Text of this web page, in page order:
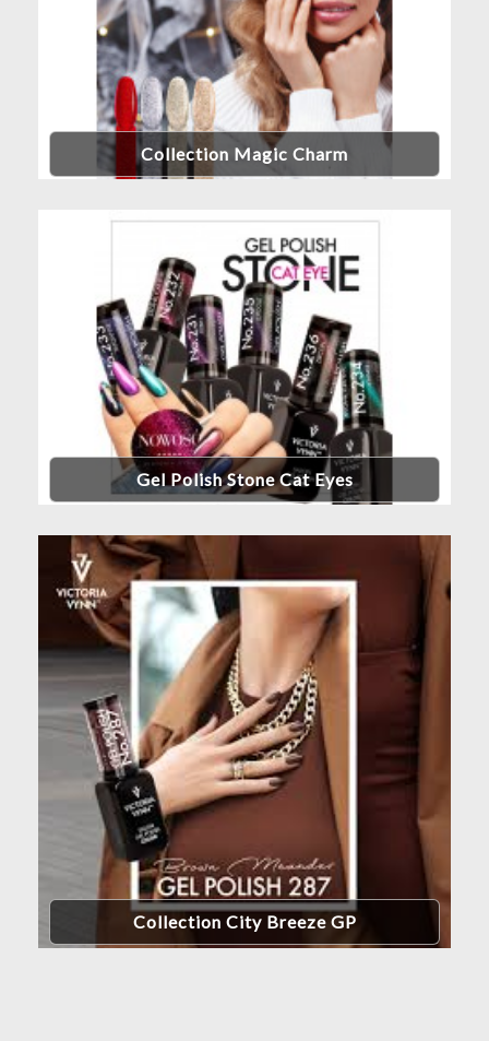
Collection Magic Charm
Gel Polish Stone Cat Eyes
Collection City Breeze GP